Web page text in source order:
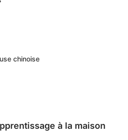
chinoise
à la maison